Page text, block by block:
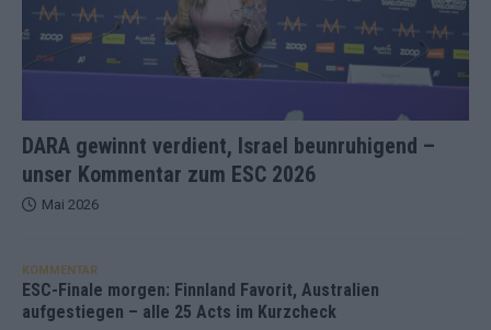
DARA gewinnt verdient, Israel beunruhigend –
unser Kommentar zum ESC 2026
Mai 2026
KOMMENTAR
ESC-Finale morgen: Finnland Favorit, Australien
aufgestiegen – alle 25 Acts im Kurzcheck